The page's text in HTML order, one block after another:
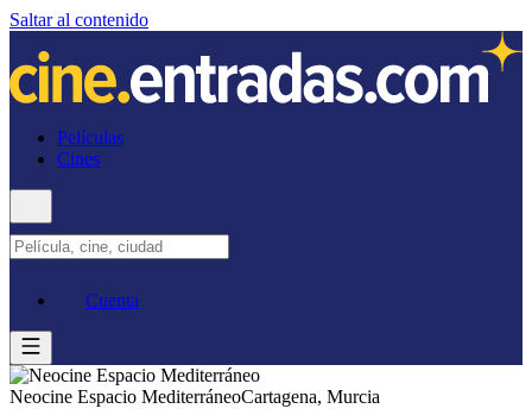
Saltar al contenido
Películas
Cines
Cuenta
Neocine Espacio MediterráneoCartagena, Murcia